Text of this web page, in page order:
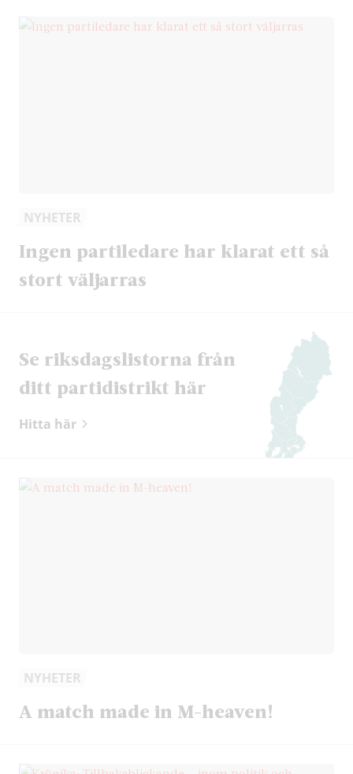
NYHETER
Ingen partiledare har klarat ett så
stort väljarras
Se riksdags­listorna från
ditt partidistrikt här
Hitta här
NYHETER
A match made in M-heaven!